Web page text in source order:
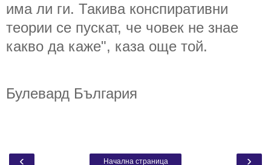
има ли ги. Такива конспиративни
теории се пускат, че човек не знае
какво да каже", каза още той.
Булевард България
‹ ›
Начална страница